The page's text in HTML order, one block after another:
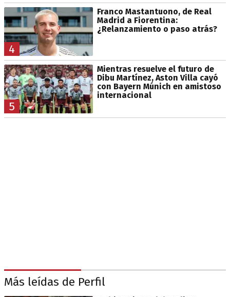
4
Franco Mastantuono, de Real
Madrid a Fiorentina:
¿Relanzamiento o paso atrás?
5
Mientras resuelve el futuro de
Dibu Martínez, Aston Villa cayó
con Bayern Múnich en amistoso
internacional
Más leídas de Perfil